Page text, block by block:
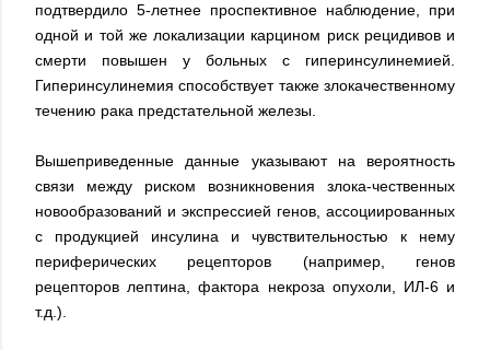
подтвердило 5-летнее проспективное наблюдение, при
одной и той же локализации карцином риск рецидивов и
смерти повышен у больных с гиперинсулинемией.
Гиперинсулинемия способствует также злокачественному
течению рака предстательной железы.
Вышеприведенные данные указывают на вероятность
связи между риском возникновения злока-чественных
новообразований и экспрессией генов, ассоциированных
с продукцией инсулина и чувствительностью к нему
периферических рецепторов (например, генов
рецепторов лептина, фактора некроза опухоли, ИЛ-6 и
т.д.).